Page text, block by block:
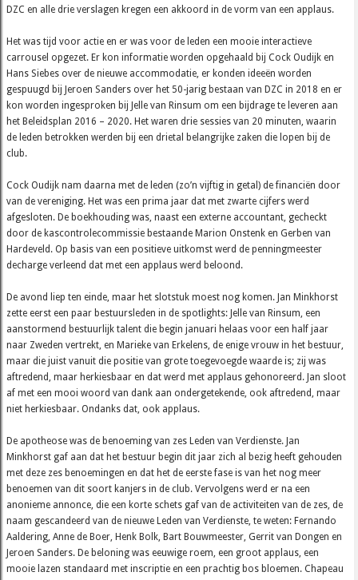
DZC en alle drie verslagen kregen een akkoord in de vorm van een applaus.
Het was tijd voor actie en er was voor de leden een mooie interactieve
carrousel opgezet. Er kon informatie worden opgehaald bij Cock Oudijk en
Hans Siebes over de nieuwe accommodatie, er konden ideeën worden
gespuugd bij Jeroen Sanders over het 50-jarig bestaan van DZC in 2018 en er
kon worden ingesproken bij Jelle van Rinsum om een bijdrage te leveren aan
het Beleidsplan 2016 – 2020. Het waren drie sessies van 20 minuten, waarin
de leden betrokken werden bij een drietal belangrijke zaken die lopen bij de
club.
Cock Oudijk nam daarna met de leden (zo’n vijftig in getal) de financiën door
van de vereniging. Het was een prima jaar dat met zwarte cijfers werd
afgesloten. De boekhouding was, naast een externe accountant, gecheckt
door de kascontrolecommissie bestaande Marion Onstenk en Gerben van
Hardeveld. Op basis van een positieve uitkomst werd de penningmeester
decharge verleend dat met een applaus werd beloond.
De avond liep ten einde, maar het slotstuk moest nog komen. Jan Minkhorst
zette eerst een paar bestuursleden in de spotlights: Jelle van Rinsum, een
aanstormend bestuurlijk talent die begin januari helaas voor een half jaar
naar Zweden vertrekt, en Marieke van Erkelens, de enige vrouw in het bestuur,
maar die juist vanuit die positie van grote toegevoegde waarde is; zij was
aftredend, maar herkiesbaar en dat werd met applaus gehonoreerd. Jan sloot
af met een mooi woord van dank aan ondergetekende, ook aftredend, maar
niet herkiesbaar. Ondanks dat, ook applaus.
De apotheose was de benoeming van zes Leden van Verdienste. Jan
Minkhorst gaf aan dat het bestuur begin dit jaar zich al bezig heeft gehouden
met deze zes benoemingen en dat het de eerste fase is van het nog meer
benoemen van dit soort kanjers in de club. Vervolgens werd er na een
anonieme annonce, die een korte schets gaf van de activiteiten van de zes, de
naam gescandeerd van de nieuwe Leden van Verdienste, te weten: Fernando
Aaldering, Anne de Boer, Henk Bolk, Bart Bouwmeester, Gerrit van Dongen en
Jeroen Sanders. De beloning was eeuwige roem, een groot applaus, een
mooie lazen standaard met inscriptie en een prachtig bos bloemen. Chapeau